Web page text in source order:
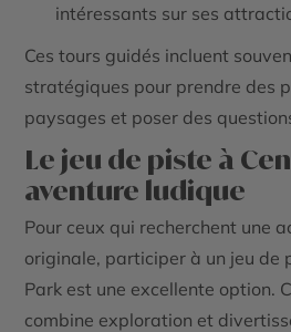
intéressants sur ses
Ces tours guidés incluent
stratégiques pour prendre des
paysages et poser des
Le jeu de piste à
aventure ludique
Pour ceux qui recherchent une
originale, participer à un jeu de
Park est une excellente option.
combine exploration et